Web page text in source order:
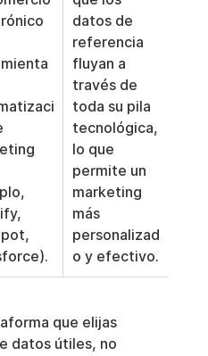
datos de
referencia
fluyan a
través de
toda su pila
tecnológica,
lo que
permite un
marketing
más
personalizad
o y efectivo.
que elijas
datos útiles, no